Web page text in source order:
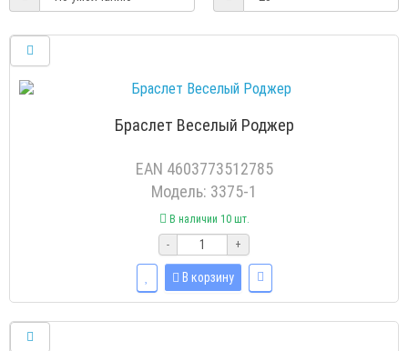
Браслет Веселый Роджер
EAN 4603773512785
Модель: 3375-1
В наличии 10 шт.
-
+
В корзину